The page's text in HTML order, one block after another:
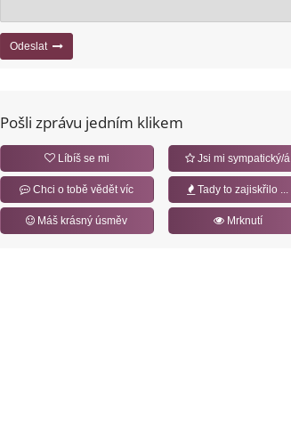
Odeslat
Pošli zprávu jedním klikem
Líbíš se mi Jsi mi sympatický/á
Chci o tobě vědět víc Tady to zajiskřilo ...
Máš krásný úsměv Mrknutí